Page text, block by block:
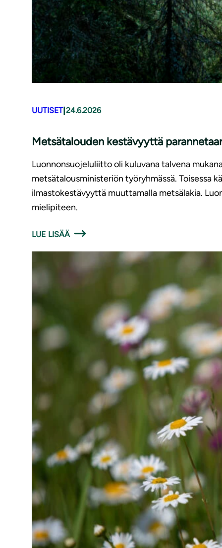
UUTISET| 24.6.2026
Metsätalouden kestävyyttä
Luonnonsuojeluliitto oli kuluvana talvena
metsätalousministeriön työryhmässä. Toisessa
ilmastokestävyyttä muuttamalla metsälakia.
mielipiteen.
LUE LISÄÄ